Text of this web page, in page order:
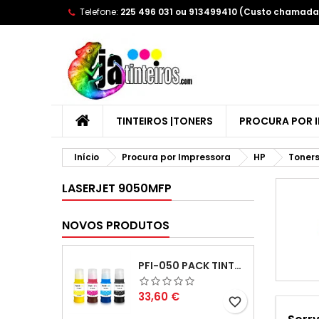
Telefone: 225 496 031 ou 913499410 (Custo
TINTEIROS |TONERS PROCURA POR
Início Procura por Impressora HP
LASERJET 9050MFP
NOVOS PRODUTOS
PFI-050 PACK TINTAS COMPATIVEIS
Preço
33,60 € favorite_border